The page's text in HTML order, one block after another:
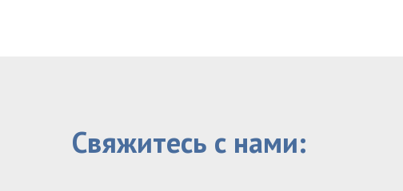
Свяжитесь с нами: